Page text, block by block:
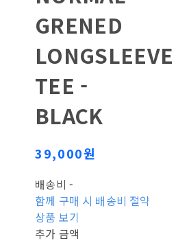
GRENED
LONGSLEEVE
TEE -
BLACK
39,000원
배송비 -
함께 구매 시 배송비 절약
상품 보기
추가 금액